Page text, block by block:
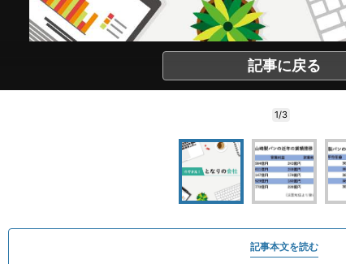
記事に戻る
1/3
記事本文を読む